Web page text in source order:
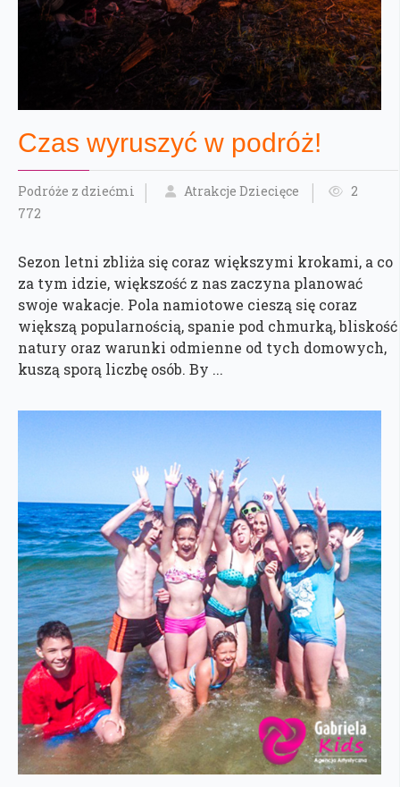
Czas wyruszyć w podróż!
Podróże z dziećmi Atrakcje Dziecięce
2
772
Sezon letni zbliża się coraz większymi krokami, a co
za tym idzie, większość z nas zaczyna planować
swoje wakacje. Pola namiotowe cieszą się coraz
większą popularnością, spanie pod chmurką, bliskość
natury oraz warunki odmienne od tych domowych,
kuszą sporą liczbę osób. By ...